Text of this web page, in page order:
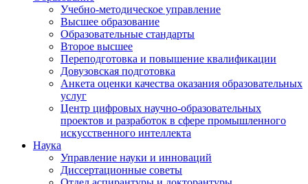
Учебно-методическое управление
Высшее образование
Образовательные стандарты
Второе высшее
Переподготовка и повышение квалификации
Довузовская подготовка
Анкета оценки качества оказания образовательных
услуг
Центр цифровых научно-образовательных
проектов и разработок в сфере промышленного
искусственного интеллекта
Наука
Управление науки и инноваций
Диссертационные советы